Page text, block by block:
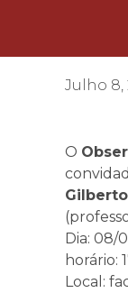
Julho 8,
O
Dia: 08/
horário:
Local: